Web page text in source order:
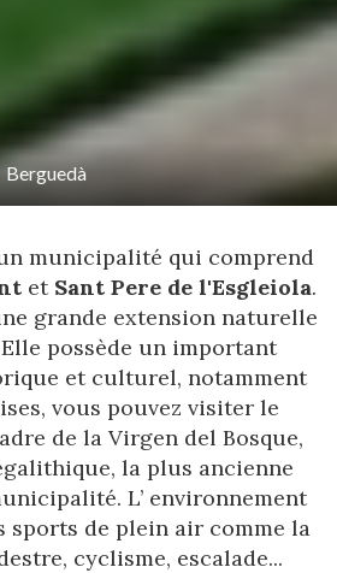
Berguedà
municipalité qui comprend
et Sant Pere de l'Esgleiola.
grande extension naturelle
possède un important
et culturel, notamment
vous pouvez visiter le
de la Virgen del Bosque,
la plus ancienne
L’ environnement
sports de plein air comme la
cyclisme, escalade...